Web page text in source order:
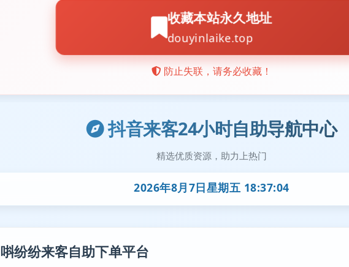
抖音来客24小时自助导航中心
精选优质资源，助力上热门
2026年8月7日星期五 18:37:05
唞纷纷来客自助下单平台